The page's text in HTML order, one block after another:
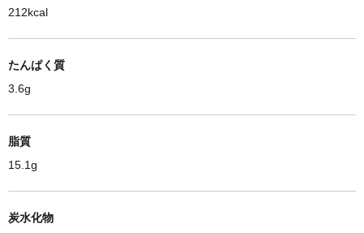
212kcal
たんぱく質
3.6g
脂質
15.1g
炭水化物